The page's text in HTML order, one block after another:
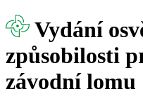
Vydání
způsobilosti
závodní lomu